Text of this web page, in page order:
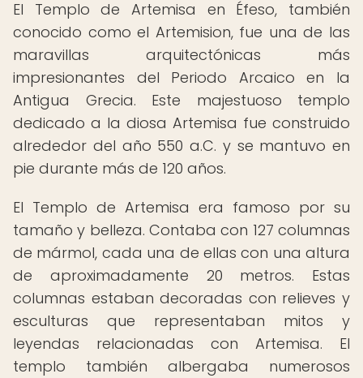
El Templo de Artemisa en Éfeso, también
conocido como el Artemision, fue una de las
maravillas arquitectónicas más
impresionantes del Periodo Arcaico en la
Antigua Grecia. Este majestuoso templo
dedicado a la diosa Artemisa fue construido
alrededor del año 550 a.C. y se mantuvo en
pie durante más de 120 años.
El Templo de Artemisa era famoso por su
tamaño y belleza. Contaba con 127 columnas
de mármol, cada una de ellas con una altura
de aproximadamente 20 metros. Estas
columnas estaban decoradas con relieves y
esculturas que representaban mitos y
leyendas relacionadas con Artemisa. El
templo también albergaba numerosos